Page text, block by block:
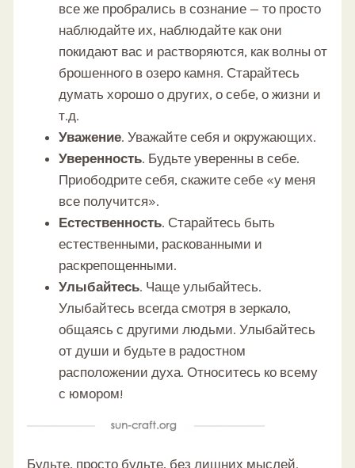
все же пробрались в сознание — то просто
наблюдайте их, наблюдайте как они
покидают вас и растворяются, как волны от
брошенного в озеро камня. Старайтесь
думать хорошо о других, о себе, о жизни и
т.д.
Уважение. Уважайте себя и окружающих.
Уверенность. Будьте уверенны в себе.
Приободрите себя, скажите себе «у меня
все получится».
Естественность. Старайтесь быть
естественными, раскованными и
раскрепощенными.
Улыбайтесь. Чаще улыбайтесь.
Улыбайтесь всегда смотря в зеркало,
общаясь с другими людьми. Улыбайтесь
от души и будьте в радостном
расположении духа. Относитесь ко всему
с юмором!
Будьте, просто будьте, без лишних мыслей.